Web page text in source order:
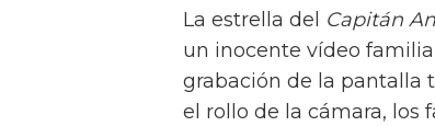
La estrella del Capitán
un inocente vídeo
grabación de la pantalla
el rollo de la cámara, los